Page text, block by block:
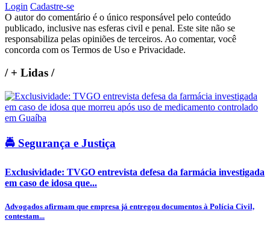
Login Cadastre-se
O autor do comentário é o único responsável pelo conteúdo
publicado, inclusive nas esferas civil e penal. Este site não se
responsabiliza pelas opiniões de terceiros. Ao comentar, você
concorda com os Termos de Uso e Privacidade.
/+ Lidas /
🚔 Segurança e Justiça
Exclusividade: TVGO entrevista defesa da farmácia investigada
em caso de idosa que...
Advogados afirmam que empresa já entregou documentos à Polícia Civil,
contestam...